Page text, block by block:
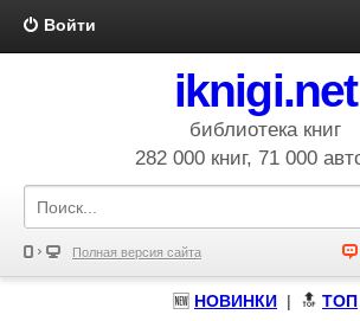
Войти
iknigi.net
библиотека книг
282 000 книг, 71 000
Полная версия сайта
🆕 НОВИНКИ | 🔝 ТОП